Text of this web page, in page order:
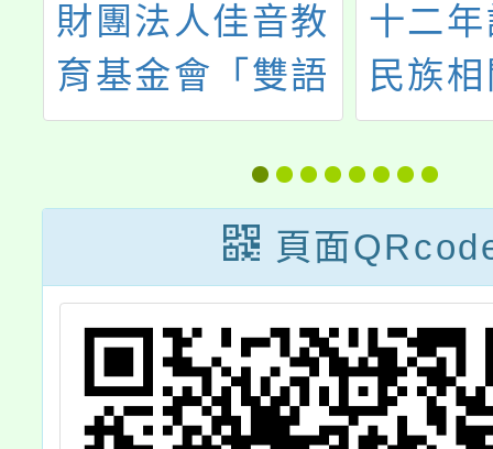
財團法人佳音教
育基金會「雙語
教學 Classroom
English for
Bilingual
Classes」
十二
民族
容諮
頁面